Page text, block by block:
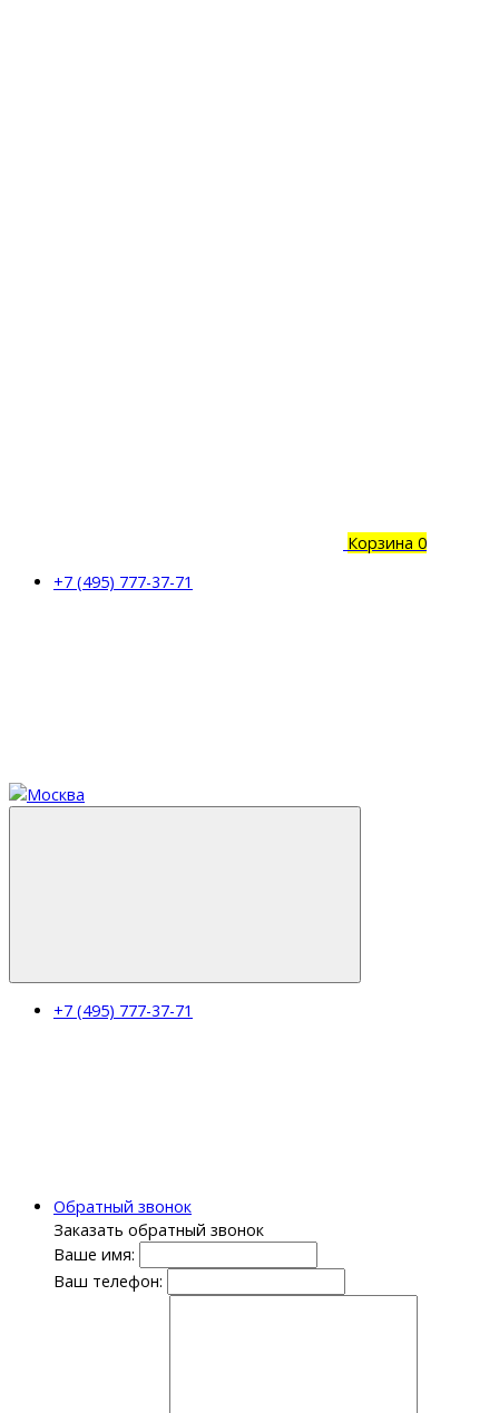
Корзина 0
+7 (495) 777-37-71
+7 (495) 777-37-71
Обратный звонок
Заказать обратный звонок
Ваше имя:
Ваш телефон: